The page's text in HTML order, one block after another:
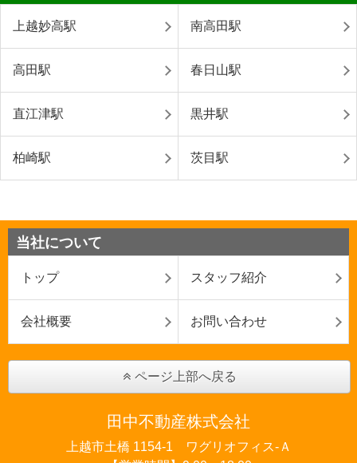
上越妙高駅 南高田駅
高田駅 春日山駅
直江津駅 黒井駅
柏崎駅 茨目駅
当社について
トップ スタッフ紹介
会社概要 お問い合わせ
ページ上部へ戻る
田中不動産株式会社
上越市土橋 1154-1 ワグリオフィス‐Ａ